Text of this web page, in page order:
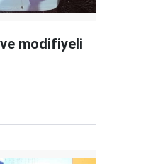
modifiyeli